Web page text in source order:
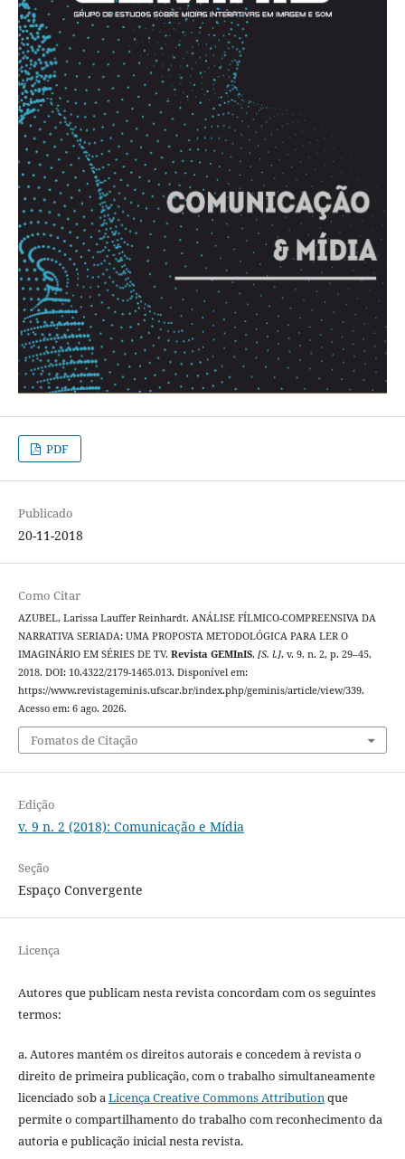
PDF
Publicado
20-11-2018
Como Citar
AZUBEL, Larissa Lauffer Reinhardt. ANÁLISE FÍLMICO-COMPREENSIVA DA
NARRATIVA SERIADA: UMA PROPOSTA METODOLÓGICA PARA LER O
IMAGINÁRIO EM SÉRIES DE TV. Revista GEMInIS, [S. l.], v. 9, n. 2, p. 29–45,
2018. DOI: 10.4322/2179-1465.013. Disponível em:
https://www.revistageminis.ufscar.br/index.php/geminis/article/view/339.
Acesso em: 6 ago. 2026.
Fomatos de Citação
Edição
v. 9 n. 2 (2018): Comunicação e Mídia
Seção
Espaço Convergente
Licença
Autores que publicam nesta revista concordam com os seguintes
termos:
a. Autores mantém os direitos autorais e concedem à revista o
direito de primeira publicação, com o trabalho simultaneamente
licenciado sob aLicença Creative Commons Attributionque
permite o compartilhamento do trabalho com reconhecimento da
autoria e publicação inicial nesta revista.